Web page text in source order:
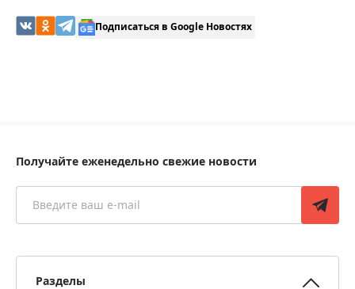
Подписаться в Google Новостях
Получайте еженедельно свежие новости
Разделы